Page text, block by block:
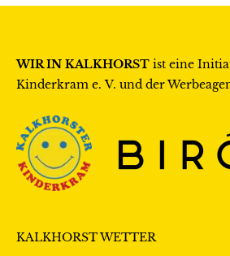
WIR IN KALKHORST ist eine
Kinderkram e. V. und der
KALKHORST WETTER